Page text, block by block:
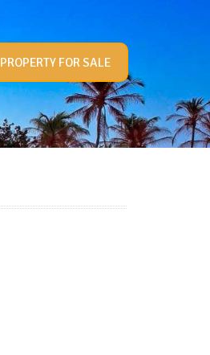
PROPERTY FOR SALE